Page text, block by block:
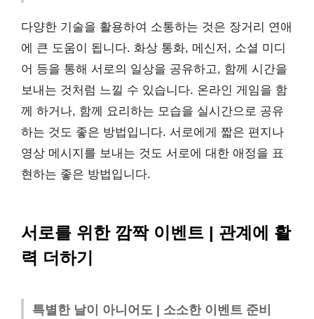
다양한 기술을 활용하여 소통하는 것은 장거리 연애
에 큰 도움이 됩니다. 화상 통화, 메신저, 소셜 미디
어 등을 통해 서로의 일상을 공유하고, 함께 시간을
보내는 것처럼 느낄 수 있습니다. 온라인 게임을 함
께 하거나, 함께 요리하는 모습을 실시간으로 공유
하는 것도 좋은 방법입니다. 서로에게 짧은 편지나
영상 메시지를 보내는 것도 서로에 대한 애정을 표
현하는 좋은 방법입니다.
서로를 위한 깜짝 이벤트 | 관계에 활
력 더하기
특별한 날이 아니어도 | 소소한 이벤트 준비